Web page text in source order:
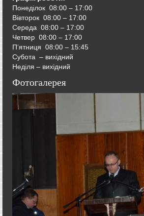
Понеділок 08:00 – 17:00
Вівторок 08:00 – 17:00
Середа 08:00 – 17:00
Четвер 08:00 – 17:00
П’ятниця 08:00 – 15:45
Субота – вихідний
Неділя – вихідний
Фотогалерея